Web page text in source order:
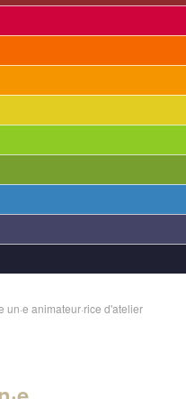
un·e animateur·rice d'atelier